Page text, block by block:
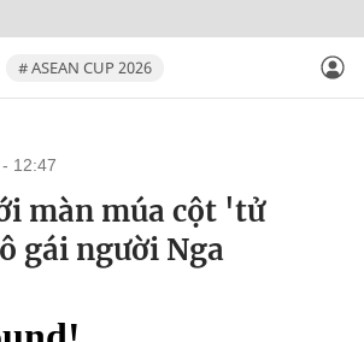
# ASEAN CUP 2026
12:47
màn múa cột 'tử
gái người Nga